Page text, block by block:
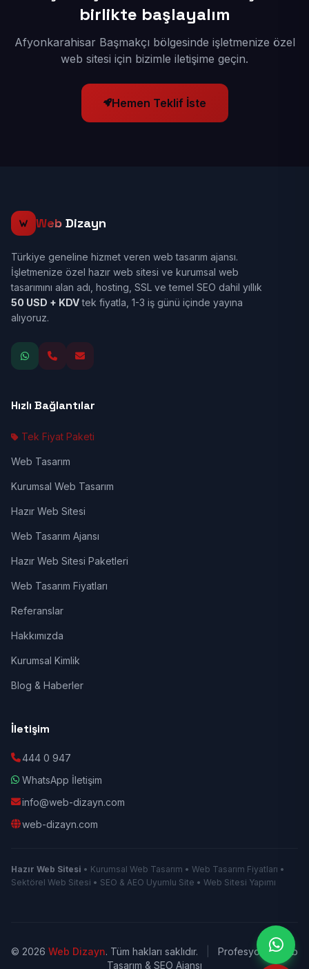
birlikte başlayalım
Afyonkarahisar Başmakçı bölgesinde işletmenize özel
web sitesi için bizimle iletişime geçin.
Hemen Teklif İste
Web Dizayn
Türkiye geneline hizmet veren web tasarım ajansı.
İşletmenize özel hazır web sitesi ve kurumsal web
tasarımını alan adı, hosting, SSL ve temel SEO dahil yıllık
50 USD + KDVtek fiyatla, 1-3 iş günü içinde yayına
alıyoruz.
Hızlı Bağlantılar
Tek Fiyat Paketi
Web Tasarım
Kurumsal Web Tasarım
Hazır Web Sitesi
Web Tasarım Ajansı
Hazır Web Sitesi Paketleri
Web Tasarım Fiyatları
Referanslar
Hakkımızda
Kurumsal Kimlik
Blog & Haberler
İletişim
444 0 947
WhatsApp İletişim
info@web-dizayn.com
web-dizayn.com
Hazır Web Sitesi • Kurumsal Web Tasarım • Web Tasarım Fiyatları •
Sektörel Web Sitesi • SEO & AEO Uyumlu Site • Web Sitesi Yapımı
© 2026 Web Dizayn. Tüm hakları saklıdır.
Profesyonel Web
Tasarım & SEO Ajansı